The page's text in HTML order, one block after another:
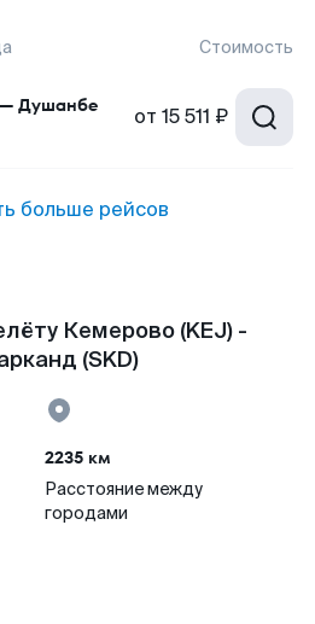
Стоимость
Душанбе от 15 511 ₽
больше рейсов
Кемерово (KEJ) -
(SKD)
2235 км
Расстояние между
городами